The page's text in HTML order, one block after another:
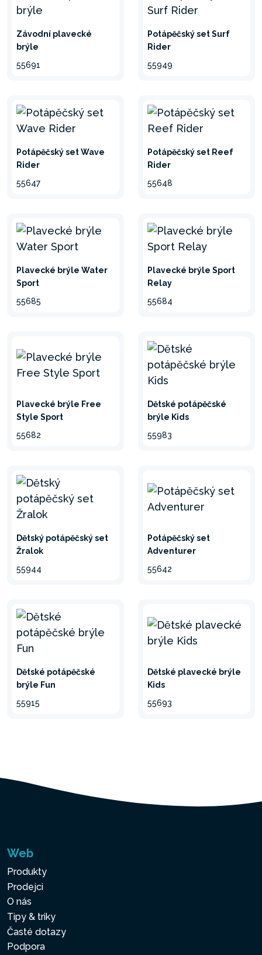
Závodní plavecké
brýle
55691
Potápěčský set Surf
Rider
55949
Potápěčský set Wave
Rider
55647
Potápěčský set Reef
Rider
55648
Plavecké brýle Water
Sport
55685
Plavecké brýle Sport
Relay
55684
Plavecké brýle Free
Style Sport
55682
Dětské potápěčské
brýle Kids
55983
Dětský potápěčský set
Žralok
55944
Potápěčský set
Adventurer
55642
Dětské potápěčské
brýle Fun
55915
Dětské plavecké brýle
Kids
55693
Web
Produkty
Prodejci
O nás
Tipy & triky
Časté dotazy
Podpora